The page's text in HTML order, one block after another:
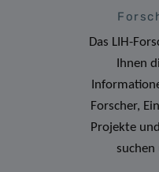
Das LIH-
Ihnen
Forscher,
Projekte